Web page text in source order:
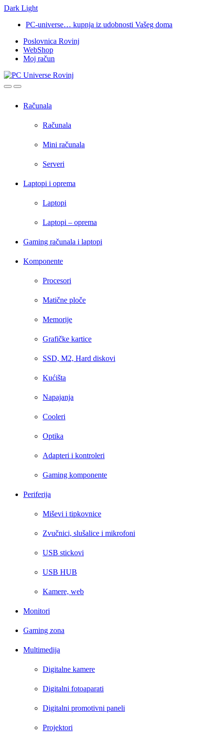
Dark Light
navigation
content
PC-universe… kupnja iz udobnosti Vašeg doma
Poslovnica Rovinj
WebShop
Moj račun
OpenClose
Računala
Računala
Mini računala
Serveri
Laptopi i oprema
Laptopi
Laptopi – oprema
Gaming računala i laptopi
Komponente
Procesori
Matične ploče
Memorije
Grafičke kartice
SSD, M2, Hard diskovi
Kućišta
Napajanja
Cooleri
Optika
Adapteri i kontroleri
Gaming komponente
Periferija
Miševi i tipkovnice
Zvučnici, slušalice i mikrofoni
USB stickovi
USB HUB
Kamere, web
Monitori
Gaming zona
Multimedija
Digitalne kamere
Digitalni fotoaparati
Digitalni promotivni paneli
Projektori